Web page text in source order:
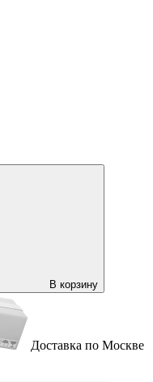
В корзину
Доставка по Москве